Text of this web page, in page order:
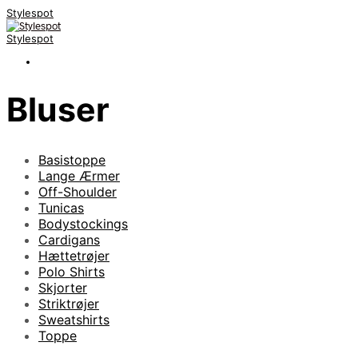
Stylespot
Stylespot
Bluser
Basistoppe
Lange Ærmer
Off-Shoulder
Tunicas
Bodystockings
Cardigans
Hættetrøjer
Polo Shirts
Skjorter
Striktrøjer
Sweatshirts
Toppe